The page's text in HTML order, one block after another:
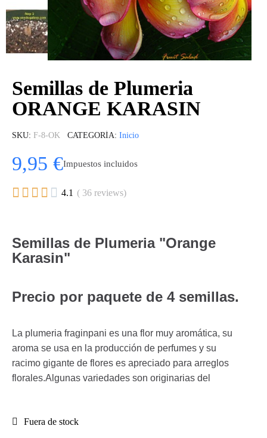
Semillas de Plumeria
ORANGE KARASIN
SKU F-8-OK CATEGORÍA Inicio
9,95 €Impuestos incluidos
     4.1 ( 36 reviews)
Semillas de Plumeria "Orange
Karasin"
Precio por paquete de 4 semillas.
La plumeria fraginpani es una flor muy aromática, su
aroma se usa en la producción de perfumes y su
racimo gigante de flores es apreciado para arreglos
florales.Algunas variedades son originarias del
Fuera de stock